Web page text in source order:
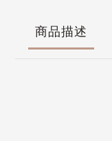
商品描述